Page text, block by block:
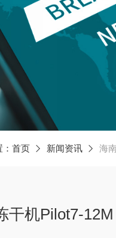
首页 新闻资讯 海
干机Pilot7-12M